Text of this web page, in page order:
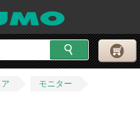
モニター